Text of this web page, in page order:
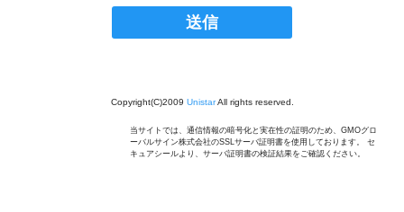
Copyright(C)2009 UnistarAll rights reserved.
当サイトでは、通信情報の暗号化と実在性の証明のため、GMOグロ
ーバルサイン株式会社のSSLサーバ証明書を使用しております。 セ
キュアシールより、サーバ証明書の検証結果をご確認ください。